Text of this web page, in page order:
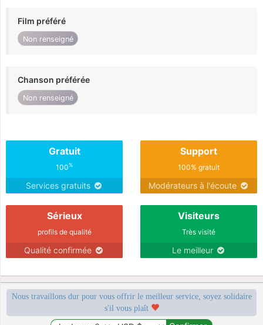
Film préféré
Non renseigné
Chanson préférée
Non renseigné
Gratuit
100%
Services gratuits
Support
100% gratuit
Modérateurs à l'écoute
Sérieux
profils de qualité
Qualité confirmée
Visiteurs
Très visité
Le meilleur
Nous travaillons dur pour vous offrir le meilleur service, soyez solidaire
s'il vous plaît